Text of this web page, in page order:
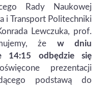
Rady Naukowej
i Transport Politechniki
Lewczuka, prof.
że w dniu
14:15 odbędzie się
prezentacji
podstawą do